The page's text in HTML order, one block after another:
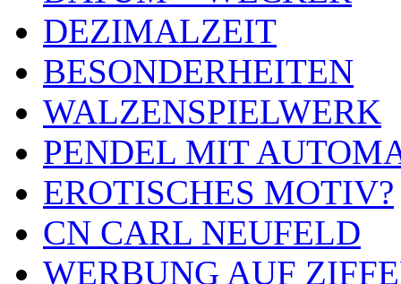
DEZIMALZEIT
BESONDERHEITEN
WALZENSPIELWERK
PENDEL MIT
EROTISCHES MOTIV?
CN CARL NEUFELD
WERBUNG AUF